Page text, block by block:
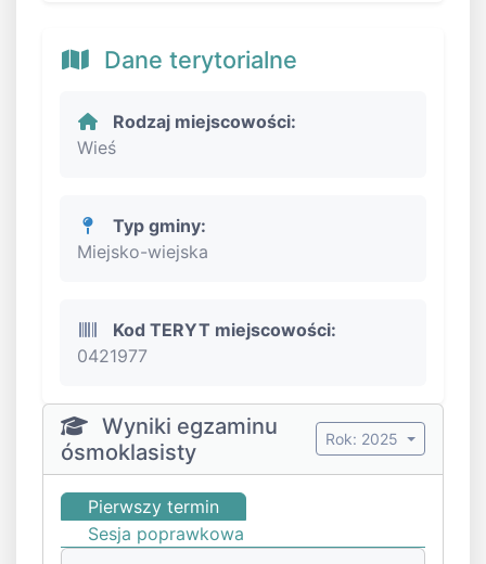
Dane terytorialne
Rodzaj miejscowości:
Wieś
Typ gminy:
Miejsko-wiejska
Kod TERYT miejscowości:
0421977
Wyniki egzaminu
ósmoklasisty
Rok: 2025
Pierwszy termin
Sesja poprawkowa